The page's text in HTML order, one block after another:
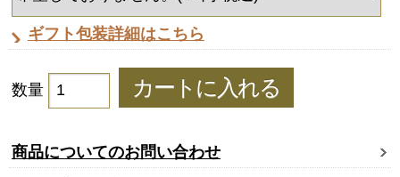
ギフト包装詳細はこちら
数量
商品についてのお問い合わせ